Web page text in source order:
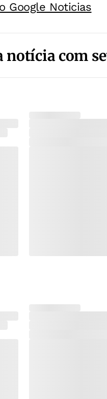
Google Noticias
notícia com